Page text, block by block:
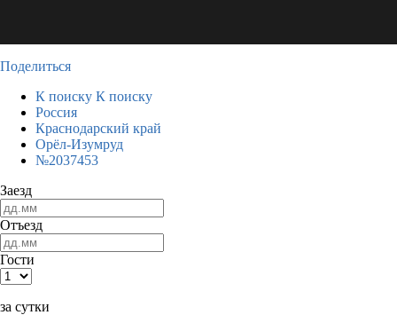
Поделиться
К поиску К поиску
Россия
Краснодарский край
Орёл-Изумруд
№2037453
Заезд
Отъезд
Гости
за сутки